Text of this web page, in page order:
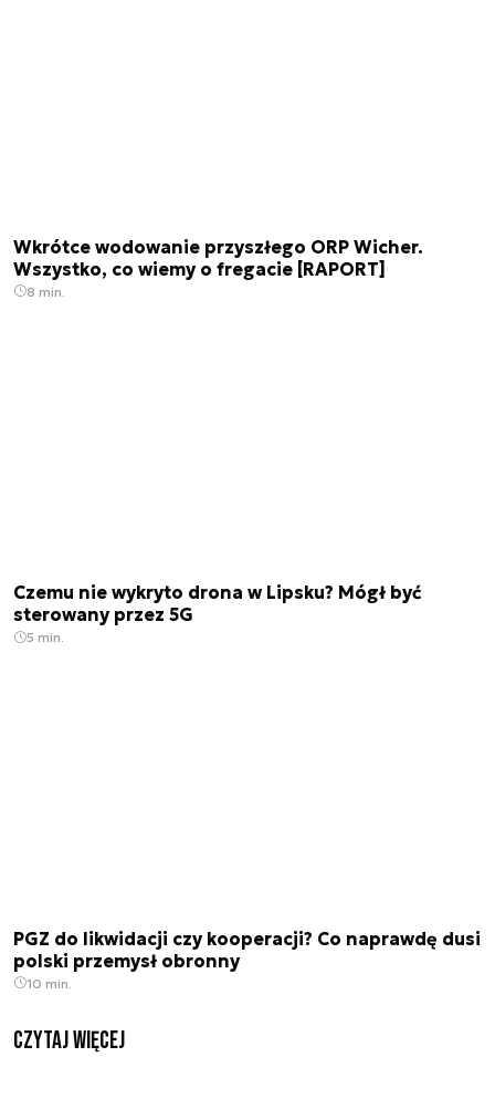
Wkrótce wodowanie przyszłego ORP Wicher.
Wszystko, co wiemy o fregacie [RAPORT]
8 min.
Czemu nie wykryto drona w Lipsku? Mógł być
sterowany przez 5G
5 min.
PGZ do likwidacji czy kooperacji? Co naprawdę dusi
polski przemysł obronny
10 min.
czytaj więcej